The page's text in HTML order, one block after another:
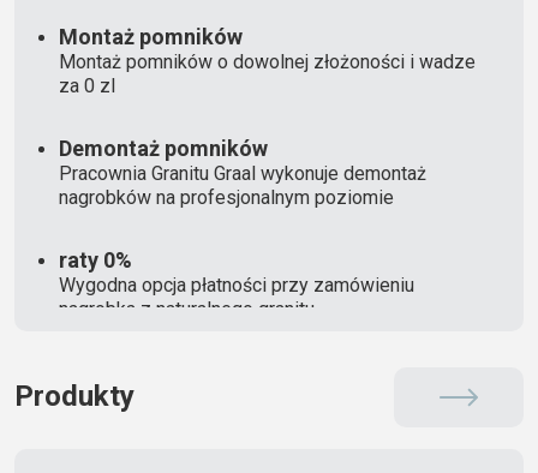
Montaż pomników
Montaż pomników o dowolnej złożoności i wadze
za 0 zl
Demontaż pomników
Pracownia Granitu Graal wykonuje demontaż
nagrobków na profesjonalnym poziomie
raty 0%
Wygodna opcja płatności przy zamówieniu
nagrobka z naturalnego granitu
Produkty